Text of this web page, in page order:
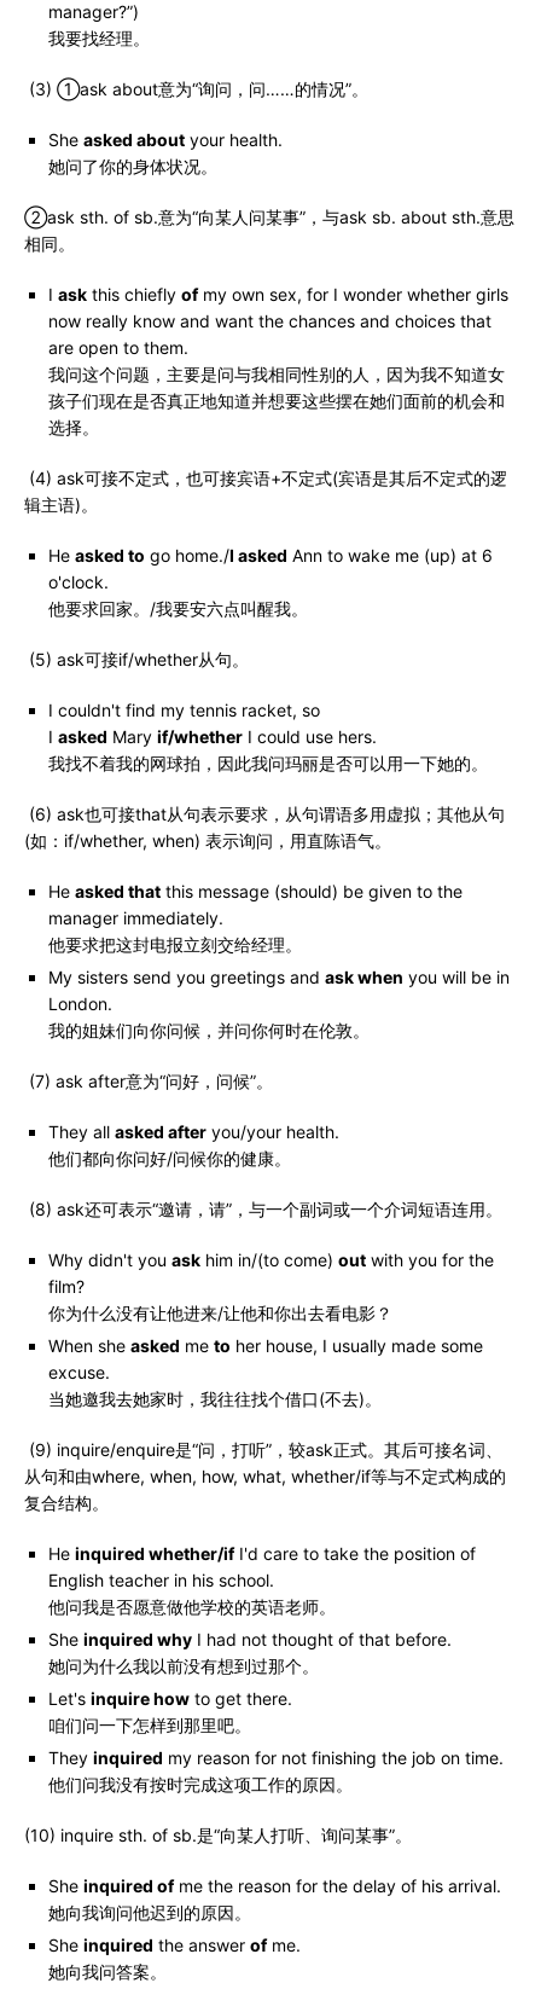
manager?”)
我要找经理。
(3) ①ask about意为“询问，问……的情况”。
She asked about your health.
她问了你的身体状况。
②ask sth. of sb.意为“向某人问某事”，与ask sb. about sth.意思
相同。
I ask this chiefly ofmy own sex, for I wonder whether girls
now really know and want the chances and choices that
are open to them.
我问这个问题，主要是问与我相同性别的人，因为我不知道女
孩子们现在是否真正地知道并想要这些摆在她们面前的机会和
选择。
(4) ask可接不定式，也可接宾语+不定式(宾语是其后不定式的逻
辑主语)。
He asked to go home./I asked Ann to wake me (up) at 6
o'clock.
他要求回家。/我要安六点叫醒我。
(5) ask可接if/whether从句。
I couldn't find my tennis racket, so
I asked Mary if/whether I could use hers.
我找不着我的网球拍，因此我问玛丽是否可以用一下她的。
(6) ask也可接that从句表示要求，从句谓语多用虚拟；其他从句
(如：if/whether, when) 表示询问，用直陈语气。
He asked that this message (should) be given to the
manager immediately.
他要求把这封电报立刻交给经理。
My sisters send you greetings and ask when you will be in
London.
我的姐妹们向你问候，并问你何时在伦敦。
(7) ask after意为“问好，问候”。
They all asked after you/your health.
他们都向你问好/问候你的健康。
(8) ask还可表示“邀请，请”，与一个副词或一个介词短语连用。
Why didn't you ask him in/(to come) out with you for the
film?
你为什么没有让他进来/让他和你出去看电影？
When she asked me to her house, I usually made some
excuse.
当她邀我去她家时，我往往找个借口(不去)。
(9) inquire/enquire是“问，打听”，较ask正式。其后可接名词、
从句和由where, when, how, what, whether/if等与不定式构成的
复合结构。
He inquired whether/ifI'd care to take the position of
English teacher in his school.
他问我是否愿意做他学校的英语老师。
She inquired why I had not thought of that before.
她问为什么我以前没有想到过那个。
Let's inquire how to get there.
咱们问一下怎样到那里吧。
They inquired my reason for not finishing the job on time.
他们问我没有按时完成这项工作的原因。
(10) inquire sth. of sb.是“向某人打听、询问某事”。
She inquired ofme the reason for the delay of his arrival.
她向我询问他迟到的原因。
She inquired the answer ofme.
她向我问答案。